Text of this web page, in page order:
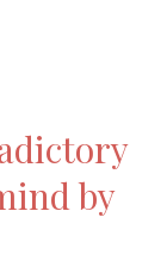
by